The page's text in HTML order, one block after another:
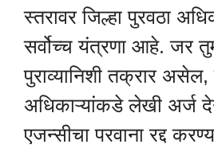
स्तरावर जिल्हा पुरवठा
सर्वोच्च यंत्रणा आहे. जर
पुराव्यानिशी तक्रार असेल,
अधिकाऱ्यांकडे लेखी अर्ज
एजन्सीचा परवाना रद्द